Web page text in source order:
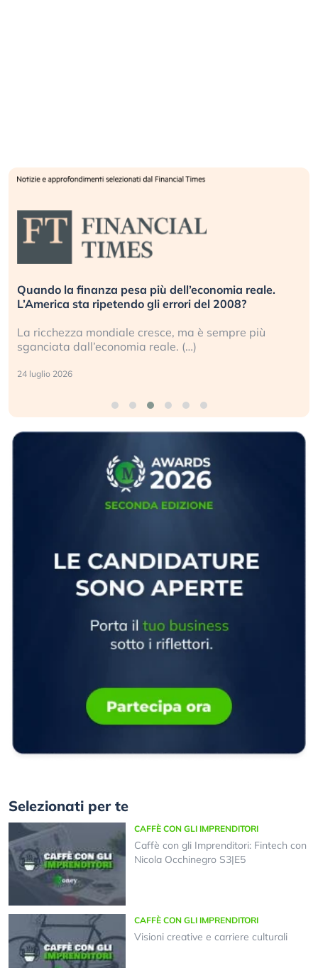
Quando la finanza pesa più dell’economia reale.
L’America sta ripetendo gli errori del 2008?
La ricchezza mondiale cresce, ma è sempre più
sganciata dall’economia reale. (…)
24 luglio 2026
Selezionati per te
CAFFÈ CON GLI IMPRENDITORI
Caffè con gli Imprenditori: Fintech con
Nicola Occhinegro S3|E5
CAFFÈ CON GLI IMPRENDITORI
Visioni creative e carriere culturali